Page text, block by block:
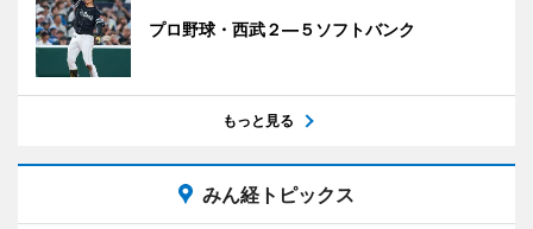
プロ野球・西武２―５ソフトバンク
もっと見る
みん経トピックス